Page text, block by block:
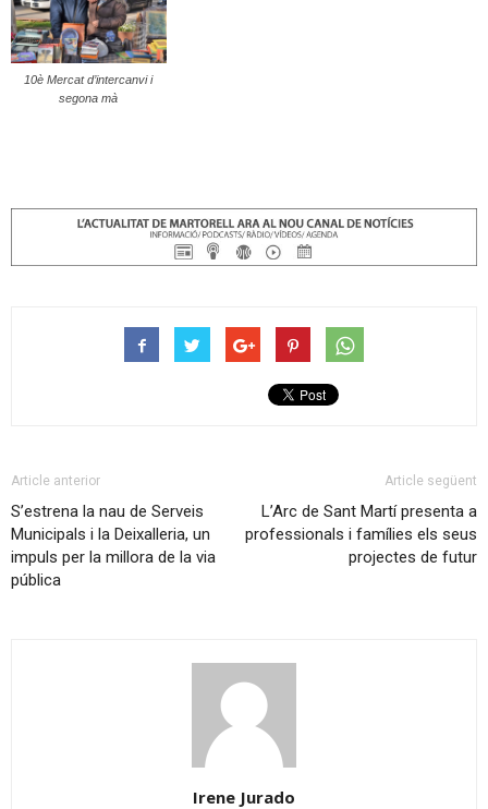
10è Mercat d’intercanvi i
segona mà
Article anterior
S’estrena la nau de Serveis
Municipals i la Deixalleria, un
impuls per la millora de la via
pública
Article següent
L’Arc de Sant Martí presenta a
professionals i famílies els seus
projectes de futur
Irene Jurado